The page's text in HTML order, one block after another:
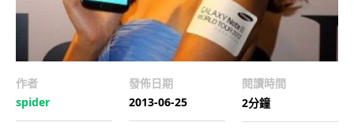
作者
spider
發佈日期
2013-06-25
閱讀時間
2分鐘